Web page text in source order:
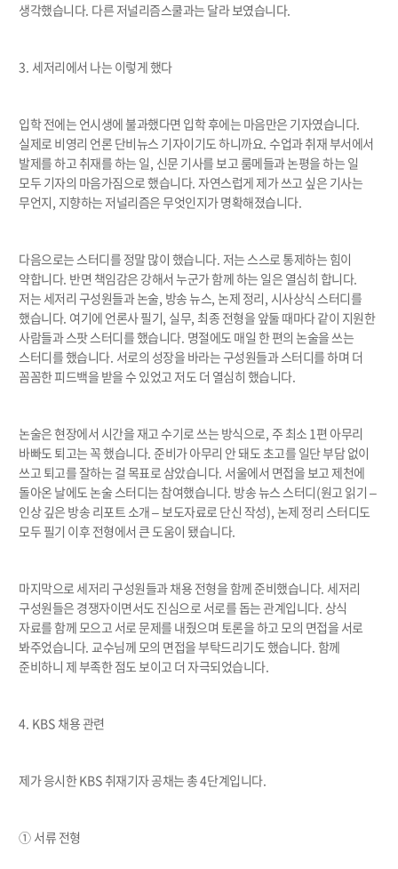
생각했습니다. 다른 저널리즘스쿨과는 달라 보였습니다.
3. 세저리에서 나는 이렇게 했다
입학 전에는 언시생에 불과했다면 입학 후에는 마음만은 기자였습니다.
실제로 비영리 언론 단비뉴스 기자이기도 하니까요.수업과 취재 부서에서
발제를 하고 취재를 하는 일, 신문 기사를 보고 룸메들과 논평을 하는 일
모두 기자의 마음가짐으로 했습니다.자연스럽게 제가 쓰고 싶은 기사는
무언지, 지향하는 저널리즘은 무엇인지가 명확해졌습니다.
다음으로는 스터디를 정말 많이 했습니다. 저는 스스로 통제하는 힘이
약합니다. 반면 책임감은 강해서 누군가 함께 하는 일은 열심히 합니다.
저는 세저리 구성원들과 논술, 방송 뉴스, 논제 정리, 시사상식 스터디를
했습니다. 여기에 언론사 필기, 실무, 최종 전형을 앞둘 때마다 같이 지원한
사람들과 스팟 스터디를 했습니다. 명절에도 매일 한 편의 논술을 쓰는
스터디를 했습니다. 서로의 성장을 바라는 구성원들과 스터디를 하며 더
꼼꼼한 피드백을 받을 수 있었고 저도 더 열심히 했습니다.
논술은 현장에서 시간을 재고 수기로 쓰는 방식으로, 주 최소 1편 아무리
바빠도 퇴고는 꼭 했습니다.준비가 아무리 안 돼도 초고를 일단 부담 없이
쓰고 퇴고를 잘하는 걸 목표로 삼았습니다. 서울에서 면접을 보고 제천에
돌아온 날에도 논술 스터디는 참여했습니다. 방송 뉴스 스터디(원고 읽기 –
인상 깊은 방송 리포트 소개–보도자료로 단신 작성), 논제 정리 스터디도
모두 필기 이후 전형에서 큰 도움이 됐습니다.
마지막으로 세저리 구성원들과 채용 전형을 함께 준비했습니다. 세저리
구성원들은 경쟁자이면서도 진심으로 서로를 돕는 관계입니다. 상식
자료를 함께 모으고 서로 문제를 내줬으며 토론을 하고 모의 면접을 서로
봐주었습니다.교수님께 모의 면접을 부탁드리기도 했습니다. 함께
준비하니 제 부족한 점도 보이고 더 자극되었습니다.
4. KBS 채용 관련
제가 응시한KBS취재기자 공채는 총4단계입니다.
① 서류 전형